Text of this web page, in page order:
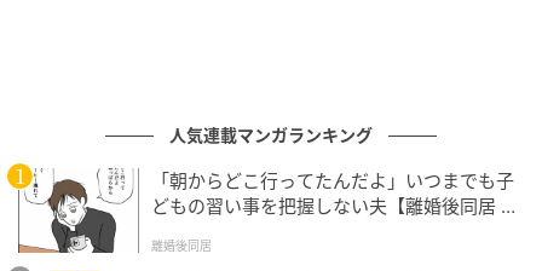
人気連載マンガランキング
「朝からどこ行ってたんだよ」いつまでも子
どもの習い事を把握しない夫【離婚後同居 Vo
離婚後同居